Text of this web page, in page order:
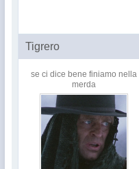
Tigrero
se ci dice bene finiamo nella
merda